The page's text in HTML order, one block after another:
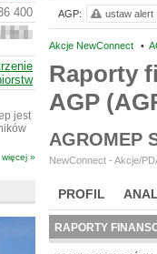
Akcje NewConnect •
Raporty
AGP
AGROMEP
NewConnect - Akcje/
PROFIL
BR LAB
RAPORTY
AGP: ustaw alert
400
13
400
jest
więcej »